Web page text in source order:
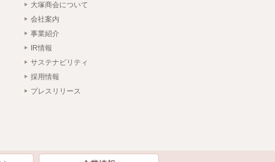
大塚商会について
会社案内
事業紹介
IR情報
サステナビリティ
採用情報
プレスリリース